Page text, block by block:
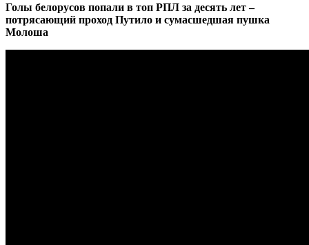
Голы белорусов попали в топ РПЛ за десять лет –
потрясающий проход Путило и сумасшедшая пушка
Молоша